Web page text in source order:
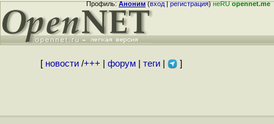
Профиль:Аноним(вход|регистрация)неRUopennet.me
[ новости/+++ форум| теги| ]